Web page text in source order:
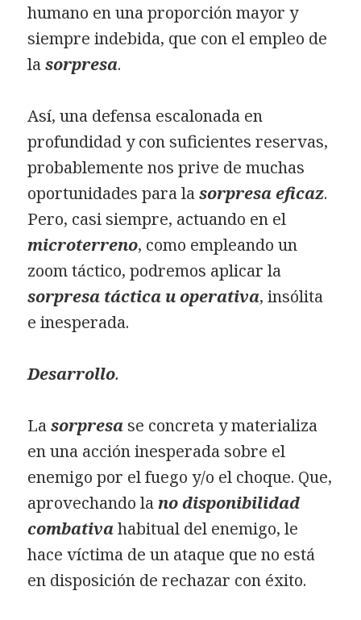
humano en una proporción mayor y
siempre indebida, que con el empleo de
lasorpresa.
Así, una defensa escalonada en
profundidad y con suficientes reservas,
probablemente nos prive de muchas
oportunidades para lasorpresa eficaz.
Pero, casi siempre, actuando en el
microterreno, como empleando un
zoom táctico, podremos aplicar la
sorpresa táctica u operativa, insólita
e inesperada.
Desarrollo.
Lasorpresase concreta y materializa
en una acción inesperada sobre el
enemigo por el fuego y/o el choque. Que,
aprovechando lano disponibilidad
combativahabitual del enemigo, le
hace víctima de un ataque que no está
en disposición de rechazar con éxito.